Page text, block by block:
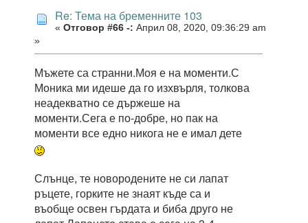
Re: Тема на бременните 103
« Отговор #66 -: Април 08, 2020, 09:36:29 am
»
Мъжете са странни.Моя е на моменти.С
Моника ми идеше да го изхвърля, толкова
неадекватно се държеше на
моменти.Сега е по-добре, но пак на
моменти все едно никога не е имал дете
Слънце, те новородените не си лапат
ръцете, горките не знаят къде са и
въобще освен гърдата и биба друго не